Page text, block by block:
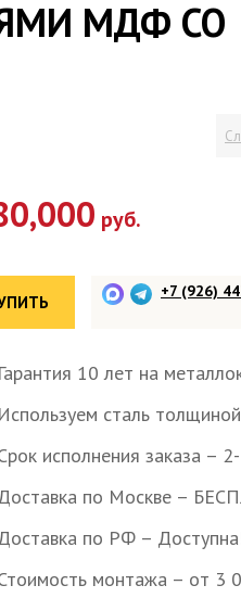
МДФ СО
руб.
+7 (926)
Гарантия 10 лет на
Используем сталь
исполнения заказа –
по Москве –
по РФ –
монтажа – от 3